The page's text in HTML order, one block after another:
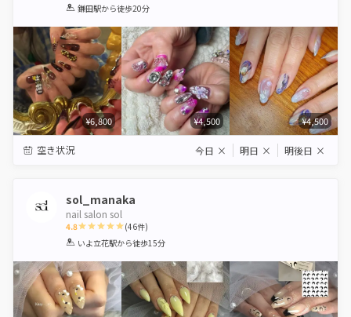
1 2 3 4 5
鎌田駅から徒歩20分
¥6,800 ¥4,500 ¥4,500
空き状況 今日 × 明日 × 明後日 ×
sol_manaka
nail salon sol
4.8
1 2 3 4 5
(46件)
いよ立花駅から徒歩15分